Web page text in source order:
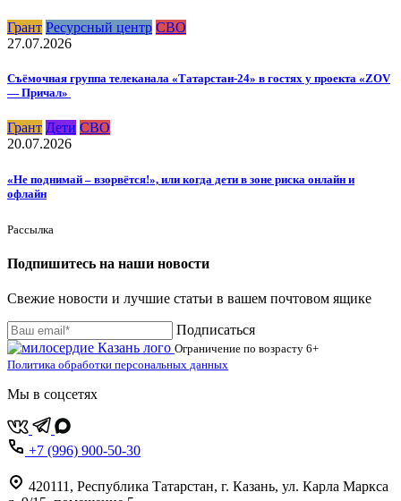
Грант Ресурсный центр СВО
27.07.2026
Съёмочная группа телеканала «Татарстан-24» в гостях у проекта «ZOV
— Причал»
Грант Дети СВО
20.07.2026
«Не поднимай – взорвётся!», или когда дети в зоне риска онлайн и
офлайн
Рассылка
Подпишитесь на наши новости
Свежие новости и лучшие статьи в вашем почтовом ящике
Подписаться
Ограничение по возрасту 6+
Политика обработки персональных данных
Мы в соцсетях
+7 (996) 900-50-30
420111 , Республика Татарстан, г. Казань, ул. Карла Маркса